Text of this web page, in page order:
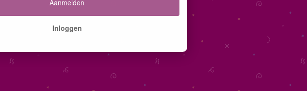
Aanmelden
Inloggen